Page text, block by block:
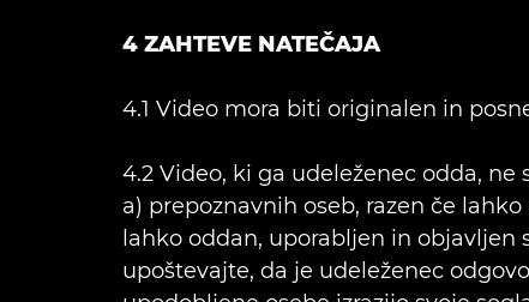
4 ZAHTEVE NATEČAJA
4.1 Video mora biti originalen in
4.2 Video, ki ga udeleženec odda, ne
a) prepoznavnih oseb, razen če
lahko oddan, uporabljen in objavljen
upoštevajte, da je udeleženec